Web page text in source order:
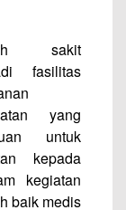
sakit
fasilitas
yang
untuk
kepada
kegiatan
baik medis